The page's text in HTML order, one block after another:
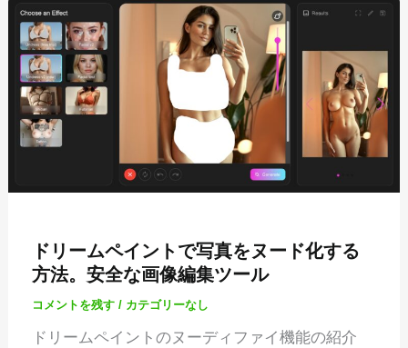
ドリームペイントで写真をヌード化する
方法。安全な画像編集ツール
コメントを残す / カテゴリーなし
ドリームペイントのヌーディファイ機能の紹介